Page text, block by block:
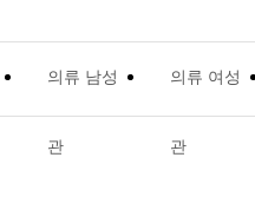
관 관